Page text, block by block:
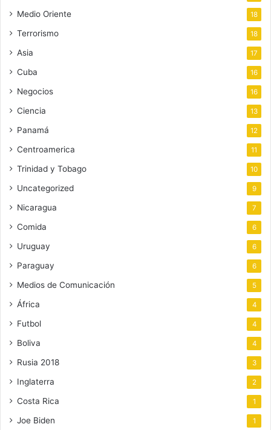
Medio Oriente 18
Terrorismo 18
Asia 17
Cuba 16
Negocios 16
Ciencia 13
Panamá 12
Centroamerica 11
Trinidad y Tobago 10
Uncategorized 9
Nicaragua 7
Comida 6
Uruguay 6
Paraguay 6
Medios de Comunicación 5
África 4
Futbol 4
Boliva 4
Rusia 2018 3
Inglaterra 2
Costa Rica 1
Joe Biden 1